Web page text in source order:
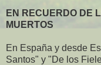
EN RECUERDO DE
MUERTOS
En España y desde
Santos" y "De los